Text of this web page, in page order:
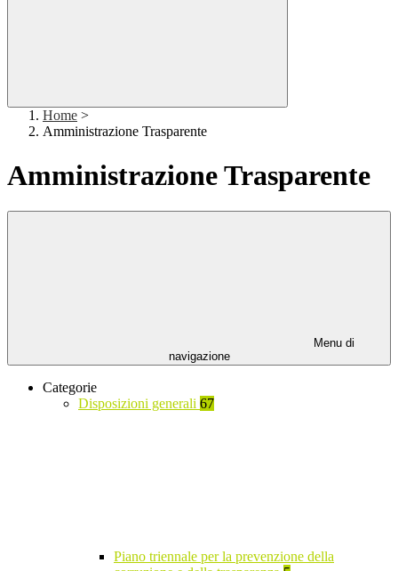
Home >
Amministrazione Trasparente
Amministrazione Trasparente
Menu di
navigazione
Categorie
Disposizioni generali 67
Piano triennale per la prevenzione della